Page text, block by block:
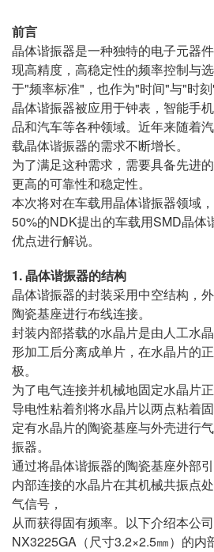
前言
晶体谐振器是一种独特的电子元器
现高精度，高稳定性的频率控制与
于"频率标准"，也作为"时间"与"时刻
晶体谐振器被应用于钟表，智能手
品和汽车等各种领域。近年来随着
载晶体谐振器的需求不断增长。
为了满足这种需求，需要具备先进
更高的可靠性和稳定性。
本次将对在车载用晶体谐振器领域
50%的NDK提出的车载用SMD晶体
优点进行解说。
1. 晶体谐振器的结构
晶体谐振器的封装采用中空结构，
陶瓷基座进行布线连接。
封装内部搭载的水晶片是由人工水
形加工后分离成单片，在水晶片的
极。
为了电气连接并机械地固定水晶片
导电性粘着剂将水晶片以两点粘着
定有水晶片的陶瓷基座与外壳进行
振器。
通过将晶体谐振器的陶瓷基座外部
内部连接的水晶片在其机械共振点
气信号，
从而获得固有频率。以下介绍本公
NX3225GA（尺寸3.2×2.5㎜）的内